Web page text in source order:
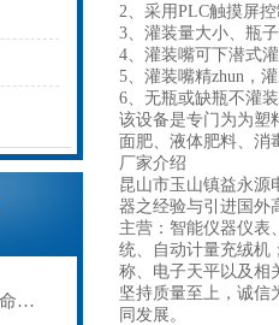
称重式灌装的技术革命——灌装称在大容量物料计量中的精准应用
2、采用PLC触摸屏
3、灌装量大小、瓶
4、灌装嘴可下潜式
5、灌装嘴精zhun ，
6、无瓶或缺瓶不灌
该设备是专门为为塑
面肥、液体肥料、消
厂家介绍
昆山市玉山镇益永源
器之经验与引进国外
主营：智能仪器仪表
统、自动计量充绒机
称、电子天平以及相
坚持质量至上，诚信
同发展。